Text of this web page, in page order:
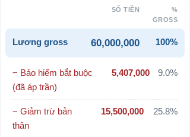
SỐ TIỀN
%
GROSS
Lương gross 60,000,000 100%
− Bảo hiểm bắt buộc
(đã áp trần)
5,407,000 9.0%
− Giảm trừ bản
thân
15,500,000 25.8%